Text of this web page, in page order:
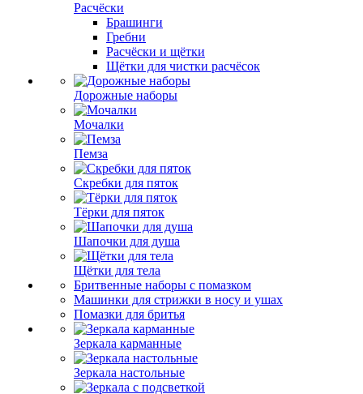
Расчёски
Брашинги
Гребни
Расчёски и щётки
Щётки для чистки расчёсок
Дорожные наборы
Мочалки
Пемза
Скребки для пяток
Тёрки для пяток
Шапочки для душа
Щётки для тела
Бритвенные наборы с помазком
Машинки для стрижки в носу и ушах
Помазки для бритья
Зеркала карманные
Зеркала настольные